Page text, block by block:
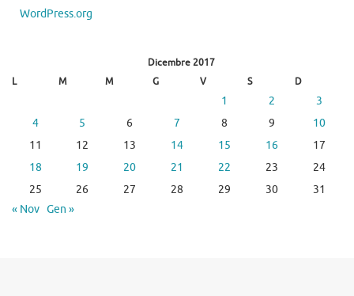
WordPress.org
Dicembre 2017
L
M M G V S D
1 2
3
4
5 6 7 8 9
10
11
12 13 14 15 16
17
18
19 20 21 22 23
24
25
26 27 28 29 30
31
« Nov Gen »